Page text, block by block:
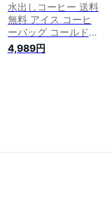
水出しコーヒー 送料
無料 アイス コーヒ
ーバッグ コールドブ
リュー 珈琲 大容量
福袋 10パック×4袋
4,989円